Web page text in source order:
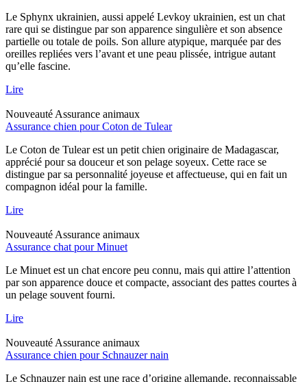
Le Sphynx ukrainien, aussi appelé Levkoy ukrainien, est un chat
rare qui se distingue par son apparence singulière et son absence
partielle ou totale de poils. Son allure atypique, marquée par des
oreilles repliées vers l’avant et une peau plissée, intrigue autant
qu’elle fascine.
Lire
Nouveauté Assurance animaux
Assurance chien pour Coton de Tulear
Le Coton de Tulear est un petit chien originaire de Madagascar,
apprécié pour sa douceur et son pelage soyeux. Cette race se
distingue par sa personnalité joyeuse et affectueuse, qui en fait un
compagnon idéal pour la famille.
Lire
Nouveauté Assurance animaux
Assurance chat pour Minuet
Le Minuet est un chat encore peu connu, mais qui attire l’attention
par son apparence douce et compacte, associant des pattes courtes à
un pelage souvent fourni.
Lire
Nouveauté Assurance animaux
Assurance chien pour Schnauzer nain
Le Schnauzer nain est une race d’origine allemande, reconnaissable